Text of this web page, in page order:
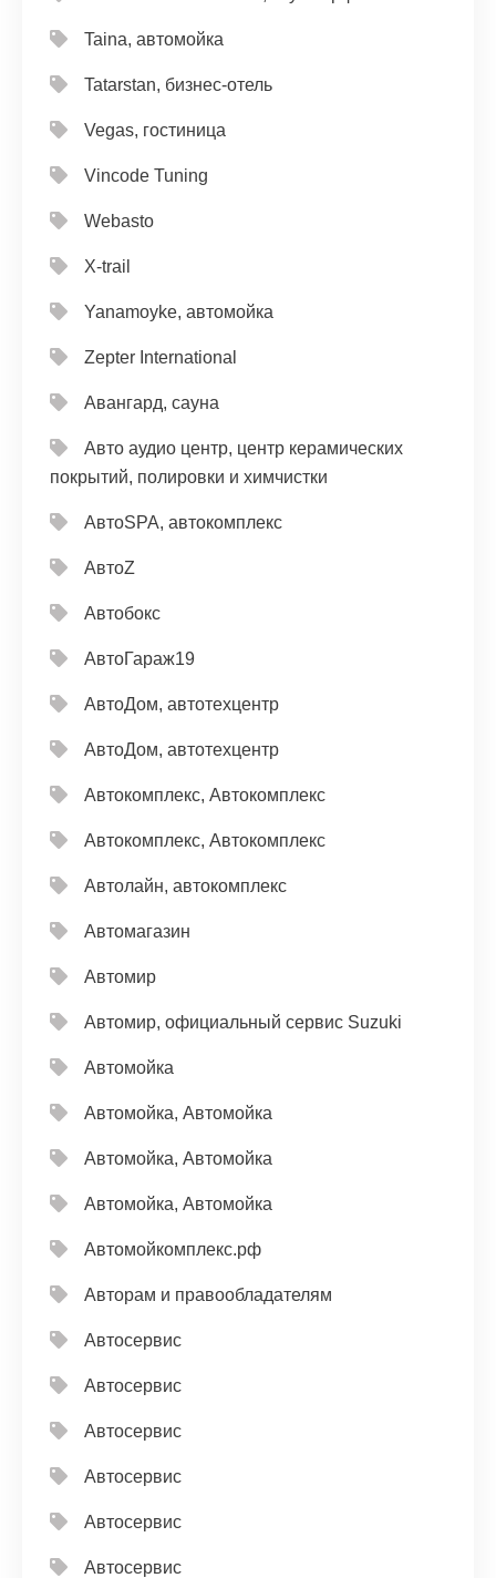
Taina, автомойка
Tatarstan, бизнес-отель
Vegas, гостиница
Vincode Tuning
Webasto
X-trail
Yanamoyke, автомойка
Zepter International
Авангард, сауна
Авто аудио центр, центр керамических
покрытий, полировки и химчистки
АвтоSPA, автокомплекс
АвтоZ
Автобокс
АвтоГараж19
АвтоДом, автотехцентр
АвтоДом, автотехцентр
Автокомплекс, Автокомплекс
Автокомплекс, Автокомплекс
Автолайн, автокомплекс
Автомагазин
Автомир
Автомир, официальный сервис Suzuki
Автомойка
Автомойка, Автомойка
Автомойка, Автомойка
Автомойка, Автомойка
Автомойкомплекс.рф
Авторам и правообладателям
Автосервис
Автосервис
Автосервис
Автосервис
Автосервис
Автосервис